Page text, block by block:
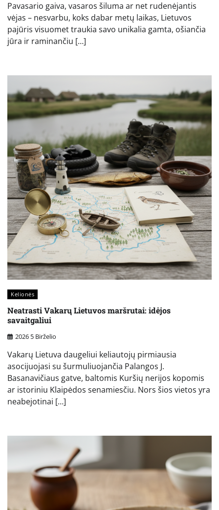
Pavasario gaiva, vasaros šiluma ar net rudenėjantis
vėjas – nesvarbu, koks dabar metų laikas, Lietuvos
pajūris visuomet traukia savo unikalia gamta, ošiančia
jūra ir raminančiu […]
Kelionės
Neatrasti Vakarų Lietuvos maršrutai: idėjos
savaitgaliui
2026 5 Birželio
Vakarų Lietuva daugeliui keliautojų pirmiausia
asocijuojasi su šurmuliuojančia Palangos J.
Basanavičiaus gatve, baltomis Kuršių nerijos kopomis
ar istoriniu Klaipėdos senamiesčiu. Nors šios vietos yra
neabejotinai […]